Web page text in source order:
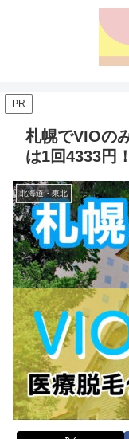
PR
札幌でVIOの
は1回4333円！
北海道・東北